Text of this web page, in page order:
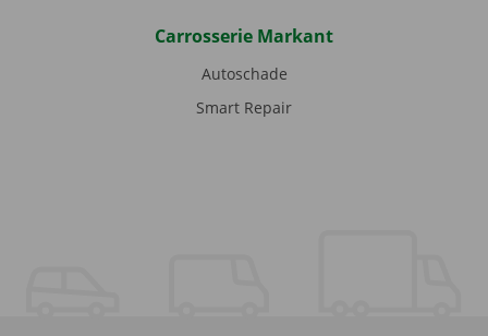
Carrosserie Markant
Autoschade
Smart Repair